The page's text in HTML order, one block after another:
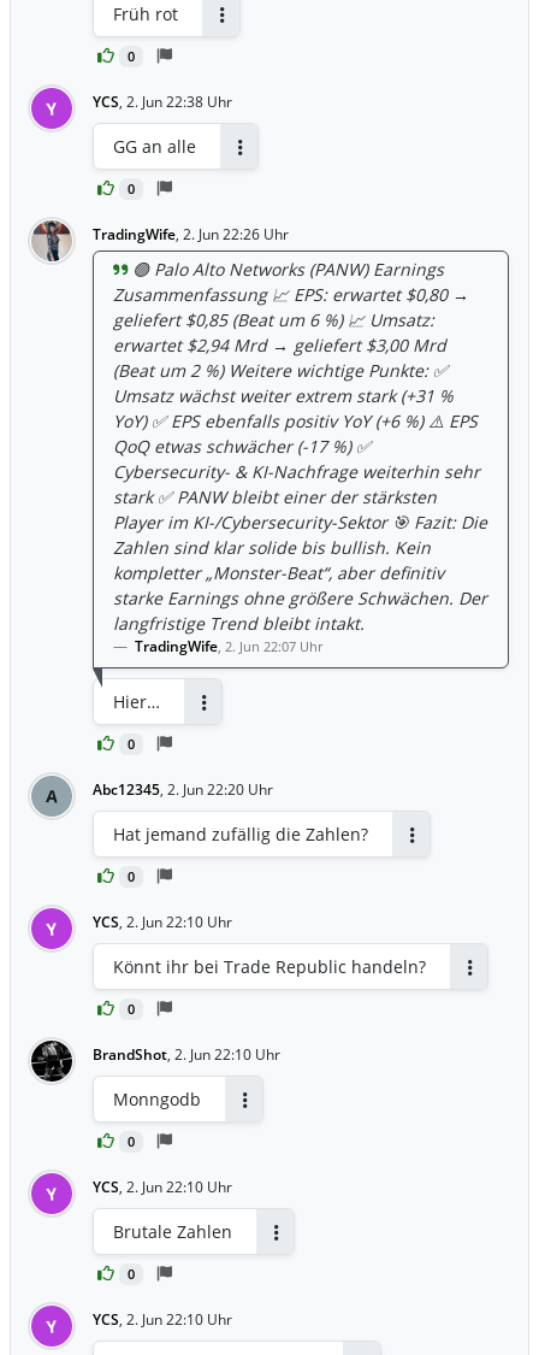
0
Früh rot
Y YCS, 2. Jun 22:38 Uhr
0
GG an alle
TradingWife, 2. Jun 22:26 Uhr
0
🟢 Palo Alto Networks (PANW) Earnings
Zusammenfassung 📈 EPS: erwartet $0,80 →
geliefert $0,85 (Beat um 6 %) 📈 Umsatz:
erwartet $2,94 Mrd → geliefert $3,00 Mrd
(Beat um 2 %) Weitere wichtige Punkte: ✅
Umsatz wächst weiter extrem stark (+31 %
YoY) ✅ EPS ebenfalls positiv YoY (+6 %) ⚠️ EPS
QoQ etwas schwächer (-17 %) ✅
Cybersecurity- & KI-Nachfrage weiterhin sehr
stark ✅ PANW bleibt einer der stärksten
Player im KI-/Cybersecurity-Sektor 🎯 Fazit: Die
Zahlen sind klar solide bis bullish. Kein
kompletter „Monster-Beat“, aber definitiv
starke Earnings ohne größere Schwächen. Der
langfristige Trend bleibt intakt.
TradingWife, 2. Jun 22:07 Uhr
Hier…
A Abc12345, 2. Jun 22:20 Uhr
0
Hat jemand zufällig die Zahlen?
Y YCS, 2. Jun 22:10 Uhr
0
Könnt ihr bei Trade Republic handeln?
BrandShot, 2. Jun 22:10 Uhr
0
Monngodb
Y YCS, 2. Jun 22:10 Uhr
0
Brutale Zahlen
Y YCS, 2. Jun 22:10 Uhr